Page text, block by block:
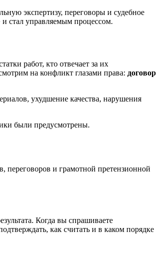
экспертизу, переговоры и судебное
стал управляемым процессом.
работ, кто отвечает за их
на конфликт глазами права: договор
ухудшение качества, нарушения
были предусмотрены.
переговоров и грамотной претензионной
Когда вы спрашиваете
как считать и в каком порядке